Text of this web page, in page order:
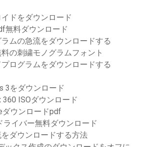
ドをダウンロード
無料ダウンロード
ムの急流をダウンロードする
の刺繍モノグラムフォント
ログラムをダウンロードする
3をダウンロード
360 ISOダウンロード
ダウンロードpdf
イバー無料ダウンロード
ダウンロードする方法